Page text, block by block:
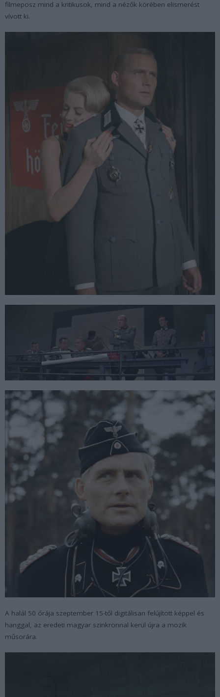
filmeposz mind a kritikusok, mind a nézők körében elismerést
vívott ki.
A halál 50 órája szeptember 15-től digitálisan felújított képpel és
hanggal, az eredeti magyar szinkronnal kerül újra a mozik
műsorára.